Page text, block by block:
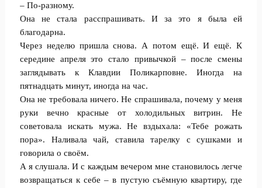
– По-разному.
Она не стала расспрашивать. И за это я была ей
благодарна.
Через неделю пришла снова. А потом ещё. И ещё. К
середине апреля это стало привычкой – после смены
заглядывать к Клавдии Поликарповне. Иногда на
пятнадцать минут, иногда на час.
Она не требовала ничего. Не спрашивала, почему у меня
руки вечно красные от холодильных витрин. Не
советовала искать мужа. Не вздыхала: «Тебе рожать
пора». Наливала чай, ставила тарелку с сушками и
говорила о своём.
А я слушала. И с каждым вечером мне становилось легче
возвращаться к себе – в пустую съёмную квартиру, где